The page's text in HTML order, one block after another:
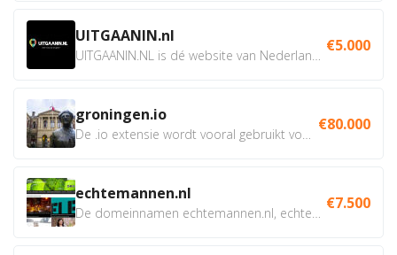
UITGAANIN.nl €5.000
groningen.io €80.000
echtemannen.nl €7.500